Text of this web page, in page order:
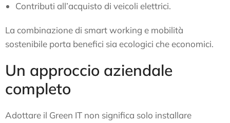
Contributi all’acquisto di veicoli elettrici.
La combinazione di smart working e mobilità
sostenibile porta benefici sia ecologici che economici.
Un approccio aziendale
completo
Adottare il Green IT non significa solo installare